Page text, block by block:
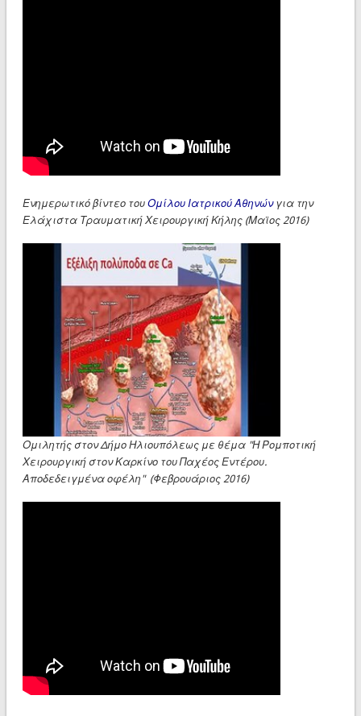
Ενημερωτικό βίντεο τουΟμίλου Ιατρικού Αθηνώνγια την
Ελάχιστα Τραυματική Χειρουργική Κήλης (Μαϊος 2016)
Ομιλητής στον Δήμο Ηλιουπόλεως με θέμα "Η Ρομποτική
Χειρουργική στον Καρκίνο του Παχέος Εντέρου.
Αποδεδειγμένα οφέλη" (Φεβρουάριος 2016)